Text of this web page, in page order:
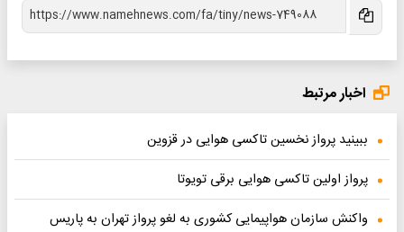
اخبار مرتبط
ببینید پرواز نخسین تاکسی هوایی در قزوین
پرواز اولین تاکسی هوایی برقی تویوتا
واکنش سازمان هواپیمایی کشوری به لغو پرواز تهران به پاریس